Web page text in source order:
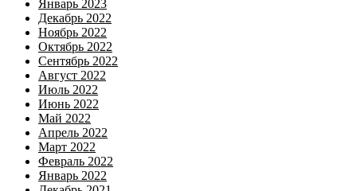
Январь 2023
Декабрь 2022
Ноябрь 2022
Октябрь 2022
Сентябрь 2022
Август 2022
Июль 2022
Июнь 2022
Май 2022
Апрель 2022
Март 2022
Февраль 2022
Январь 2022